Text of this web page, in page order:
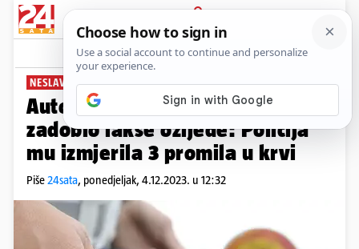
PRIJAVA
News Komentari
NESLAVNI REKORDER
Autom se zabio u bus u Rijeci i
zadobio lakše ozljede: Policija
mu izmjerila 3 promila u krvi
Piše24sata, ponedjeljak, 4.12.2023. u 12:32